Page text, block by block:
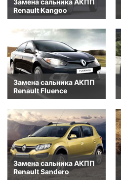
Замена сальника АКПП
Renault Kangoo
Замена сальника АКПП
Renault Fluence
Замена сальника АКПП
Renault Sandero